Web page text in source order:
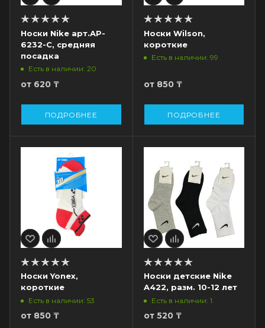
Носки Nike арт.AP-
6232-C, средняя
посадка
Есть в наличии: 20
от 620 ₸
ПОДРОБНЕЕ
Носки Wilson,
короткие
Есть в наличии: 99
от 850 ₸
ПОДРОБНЕЕ
Носки Yonex,
короткие
Есть в наличии: 53
от 850 ₸
Носки детские Nike
A422, разм. 10-12 лет
Есть в наличии: 1
от 520 ₸